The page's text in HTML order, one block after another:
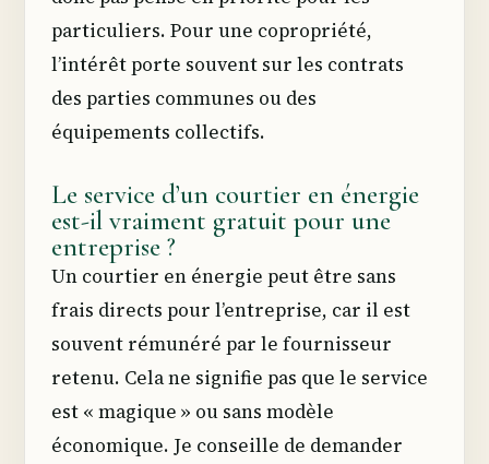
particuliers. Pour une copropriété,
l’intérêt porte souvent sur les contrats
des parties communes ou des
équipements collectifs.
Le service d’un courtier en énergie
est-il vraiment gratuit pour une
entreprise ?
Un courtier en énergie peut être sans
frais directs pour l’entreprise, car il est
souvent rémunéré par le fournisseur
retenu. Cela ne signifie pas que le service
est « magique » ou sans modèle
économique. Je conseille de demander